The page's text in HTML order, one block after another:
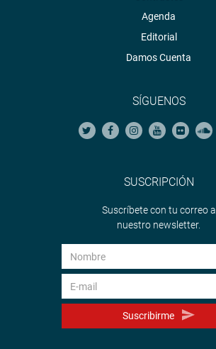
Agenda
Editorial
Damos Cuenta
SÍGUENOS
SUSCRIPCIÓN
Suscríbete con tu correo a
nuestro newsletter.
Suscribirme